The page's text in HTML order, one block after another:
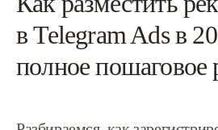
в Telegram Ads в
полное пошаговое